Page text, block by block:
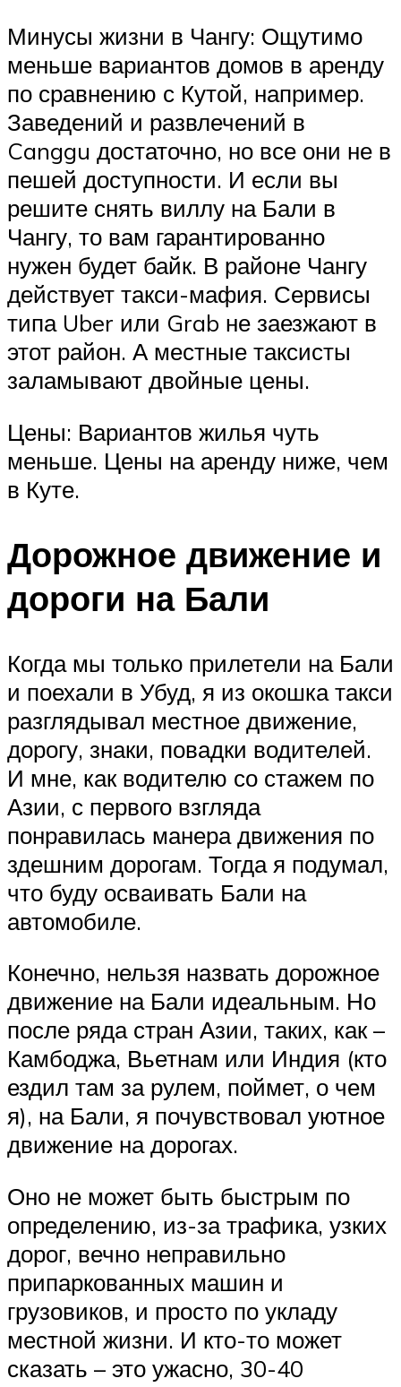
Минусы жизни в Чангу: Ощутимо
меньше вариантов домов в аренду
по сравнению с Кутой, например.
Заведений и развлечений в
Canggu достаточно, но все они не в
пешей доступности. И если вы
решите снять виллу на Бали в
Чангу, то вам гарантированно
нужен будет байк. В районе Чангу
действует такси-мафия. Сервисы
типа Uber или Grab не заезжают в
этот район. А местные таксисты
заламывают двойные цены.
Цены: Вариантов жилья чуть
меньше. Цены на аренду ниже, чем
в Куте.
Дорожное движение и
дороги на Бали
Когда мы только прилетели на Бали
и поехали в Убуд, я из окошка такси
разглядывал местное движение,
дорогу, знаки, повадки водителей.
И мне, как водителю со стажем по
Азии, с первого взгляда
понравилась манера движения по
здешним дорогам. Тогда я подумал,
что буду осваивать Бали на
автомобиле.
Конечно, нельзя назвать дорожное
движение на Бали идеальным. Но
после ряда стран Азии, таких, как –
Камбоджа, Вьетнам или Индия (кто
ездил там за рулем, поймет, о чем
я), на Бали, я почувствовал уютное
движение на дорогах.
Оно не может быть быстрым по
определению, из-за трафика, узких
дорог, вечно неправильно
припаркованных машин и
грузовиков, и просто по укладу
местной жизни. И кто-то может
сказать – это ужасно, 30-40